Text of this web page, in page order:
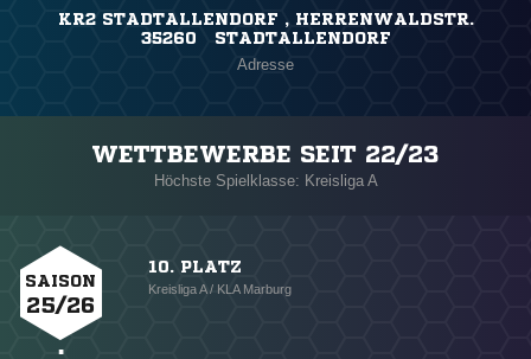
KR2 STADTALLENDORF , HERRENWALDSTR.
35260 STADTALLENDORF
Adresse
WETTBEWERBE SEIT 22/23
Höchste Spielklasse: Kreisliga A
SAISON
25/26
10. PLATZ
Kreisliga A / KLA Marburg